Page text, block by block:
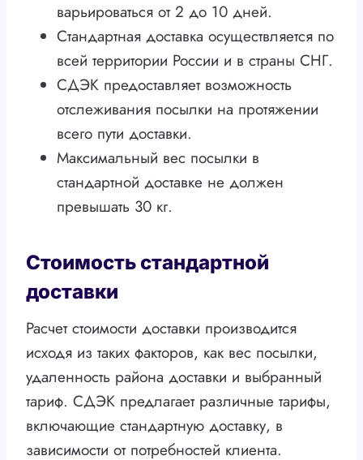
варьироваться от 2 до 10 дней.
Стандартная доставка осуществляется по
всей территории России и в страны СНГ.
СДЭК предоставляет возможность
отслеживания посылки на протяжении
всего пути доставки.
Максимальный вес посылки в
стандартной доставке не должен
превышать 30 кг.
Стоимость стандартной
доставки
Расчет стоимости доставки производится
исходя из таких факторов, как вес посылки,
удаленность района доставки и выбранный
тариф. СДЭК предлагает различные тарифы,
включающие стандартную доставку, в
зависимости от потребностей клиента.